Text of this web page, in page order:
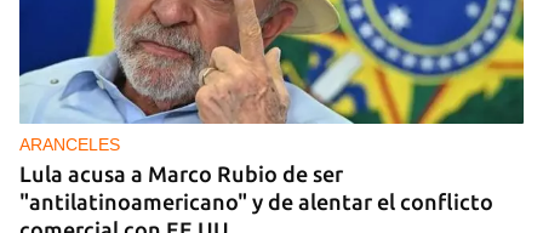
ARANCELES
Lula acusa a Marco Rubio de ser
"antilatinoamericano" y de alentar el conflicto